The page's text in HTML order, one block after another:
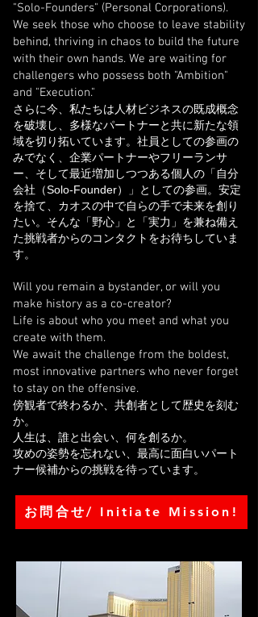
"Solo-Founders" (Personal Corporations).
We seek those who choose to leave stability
behind, thriving in chaos to build the future
with their own hands. We are waiting for
challengers who possess both "Ambition"
and "Execution."
さらに今、私たちは人材ビジネスの既成概念
を破壊し、多様なパートナーと共に新たな領
域を切り拓いています。社員としての参画の
みでなく、企業パートナーやフリーランサ
ー、そして最近増加しつつある個人の「自分
会社（Solo-Founder）」としての参画。安定
を捨て、カオスの中で自らの手で未来を創り
たい。そんな「野心」と「実力」を兼ね備え
た挑戦者からのコンタクトをお待ちしていま
す。
Will you remain a bystander, or will you
make history as a co-creator?
Life is about who you meet and what you
create with them.
We await the challenge from the boldest,
most innovative partners who never forget
to stay on the offensive.
傍観者で終わるか、共創者として歴史を刻む
か。
人生は、誰と出会い、何を創るか。
攻めの姿勢を忘れない、最高に面白いパート
ナー候補からの挑戦を待っています。
お問合せ/ Initiate Mission!